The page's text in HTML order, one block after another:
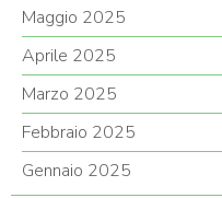
Maggio 2025
Aprile 2025
Marzo 2025
Febbraio 2025
Gennaio 2025